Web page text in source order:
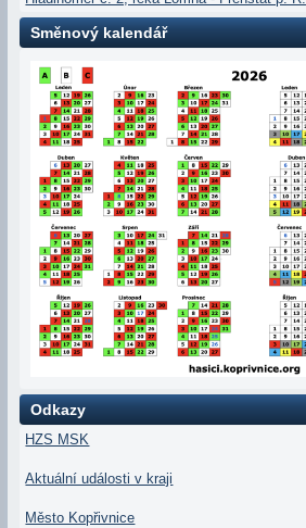
Směnový kalendář
Odkazy
HZS MSK
Aktuální události v kraji
Město Kopřivnice